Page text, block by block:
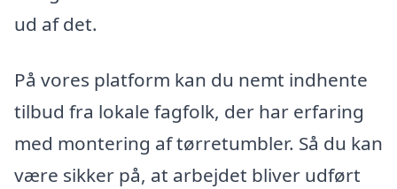
ud af det.
På vores platform kan du nemt indhente
tilbud fra lokale fagfolk, der har erfaring
med montering af tørretumbler. Så du kan
være sikker på, at arbejdet bliver udført